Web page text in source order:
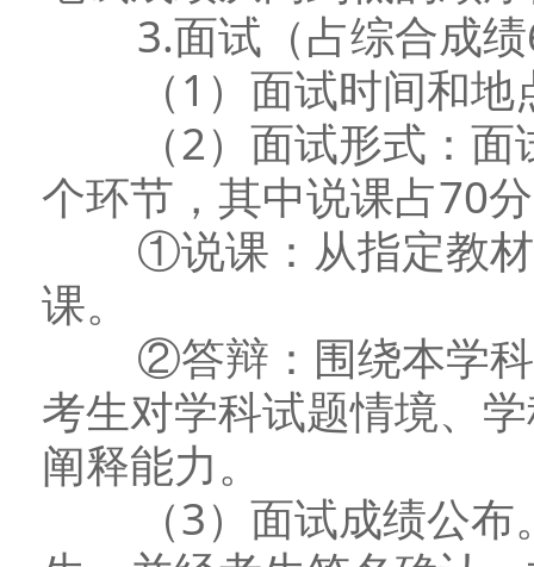
3.面试（占综合成绩
（1）面试时间和地
（2）面试形式：面
个环节，其中说课占
①说课：从指定教材
课。
②答辩：围绕本学科
考生对学科试题情境、
阐释能力。
（3）面试成绩公布